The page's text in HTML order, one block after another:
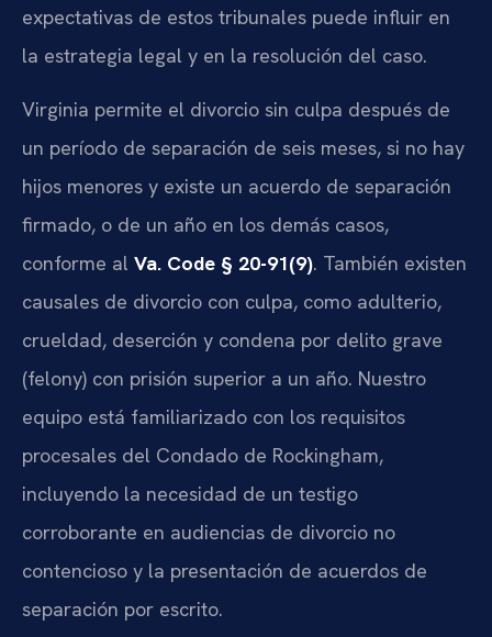
expectativas de estos tribunales puede influir en
la estrategia legal y en la resolución del caso.
Virginia permite el divorcio sin culpa después de
un período de separación de seis meses, si no hay
hijos menores y existe un acuerdo de separación
firmado, o de un año en los demás casos,
conforme al Va. Code § 20-91(9). También existen
causales de divorcio con culpa, como adulterio,
crueldad, deserción y condena por delito grave
(felony) con prisión superior a un año. Nuestro
equipo está familiarizado con los requisitos
procesales del Condado de Rockingham,
incluyendo la necesidad de un testigo
corroborante en audiencias de divorcio no
contencioso y la presentación de acuerdos de
separación por escrito.